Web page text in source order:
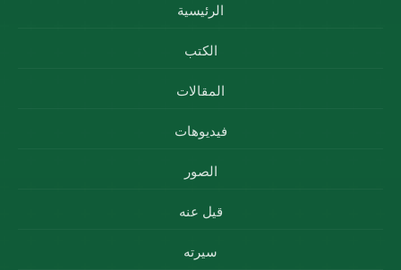
الرئيسية
الكتب
المقالات
فيديوهات
الصور
قيل عنه
سيرته